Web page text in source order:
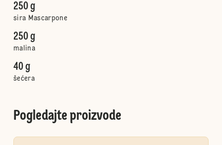
250 g
sira Mascarpone
250 g
malina
40 g
šećera
Pogledajte proizvode